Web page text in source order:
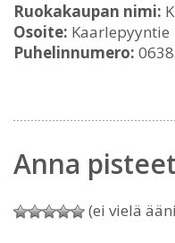
Ruokakaupan nimi:
Osoite: Kaarlepyyntie
Puhelinnumero:
Anna pisteet
(ei vielä